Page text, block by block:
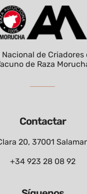
Contactar
20, 37001
+34 923 28 08 92
de Criadores
de Raza